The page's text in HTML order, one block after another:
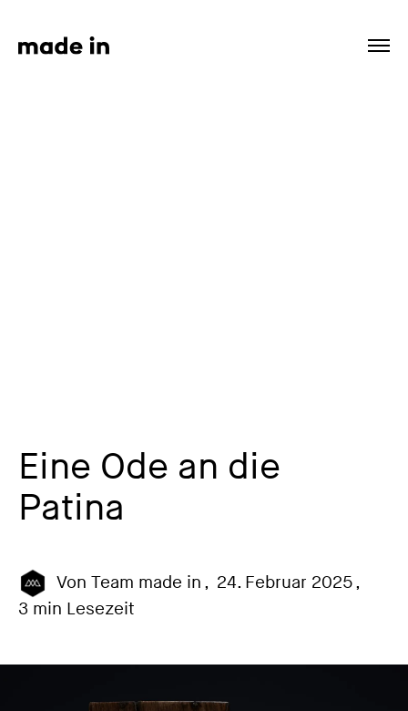
Eine Ode an die
Patina
Von Team made in , 24. Februar 2025,
3 min Lesezeit